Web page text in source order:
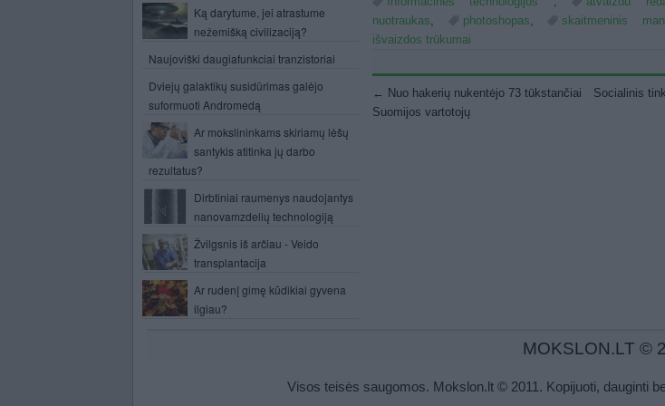
Ką darytume, jei atrastume
nežemišką civilizaciją?
Naujoviški daugiafunkciai tranzistoriai
Dviejų galaktikų susidūrimas galėjo
suformuoti Andromedą
Ar mokslininkams skiriamų lėšų
santykis atitinka jų darbo
rezultatus?
Dirbtiniai raumenys naudojantys
nanovamzdelių technologiją
Žvilgsnis iš arčiau - Veido
transplantacija
Ar rudenį gimę kūdikiai gyvena
ilgiau?
nuotraukas, photoshopas, skaitmeninis
išvaizdos trūkumai
Post navigation
← Nuo hakerių nukentėjo 73 tūkstančiai
Suomijos vartotojų
Socialinis
MOKSLON.LT ©
Visos teisės saugomos. Mokslon.lt © 2011. Kopijuoti, dauginti